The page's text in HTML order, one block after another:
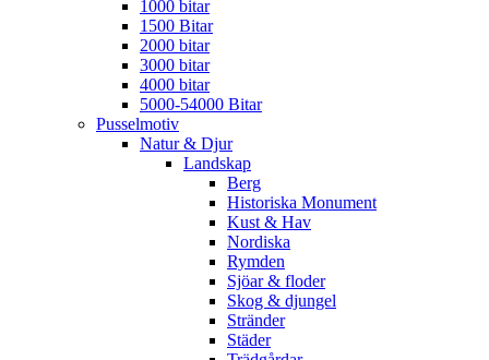
1000 bitar
1500 Bitar
2000 bitar
3000 bitar
4000 bitar
5000-54000 Bitar
Pusselmotiv
Natur & Djur
Landskap
Berg
Historiska Monument
Kust & Hav
Nordiska
Rymden
Sjöar & floder
Skog & djungel
Stränder
Städer